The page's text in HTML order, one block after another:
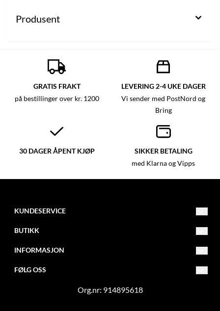
Produsent
GRATIS FRAKT
på bestillinger over kr. 1200
LEVERING 2-4 UKE DAGER
Vi sender med PostNord og
Bring
30 DAGER ÅPENT KJØP SIKKER BETALING
med Klarna og Vipps
KUNDESERVICE
mail@garngruven.no
1870
BUTIKK
Vilkår
Frakt og retur
INFORMASJON
Om oss
FØLG OSS
Org.nr: 914895618